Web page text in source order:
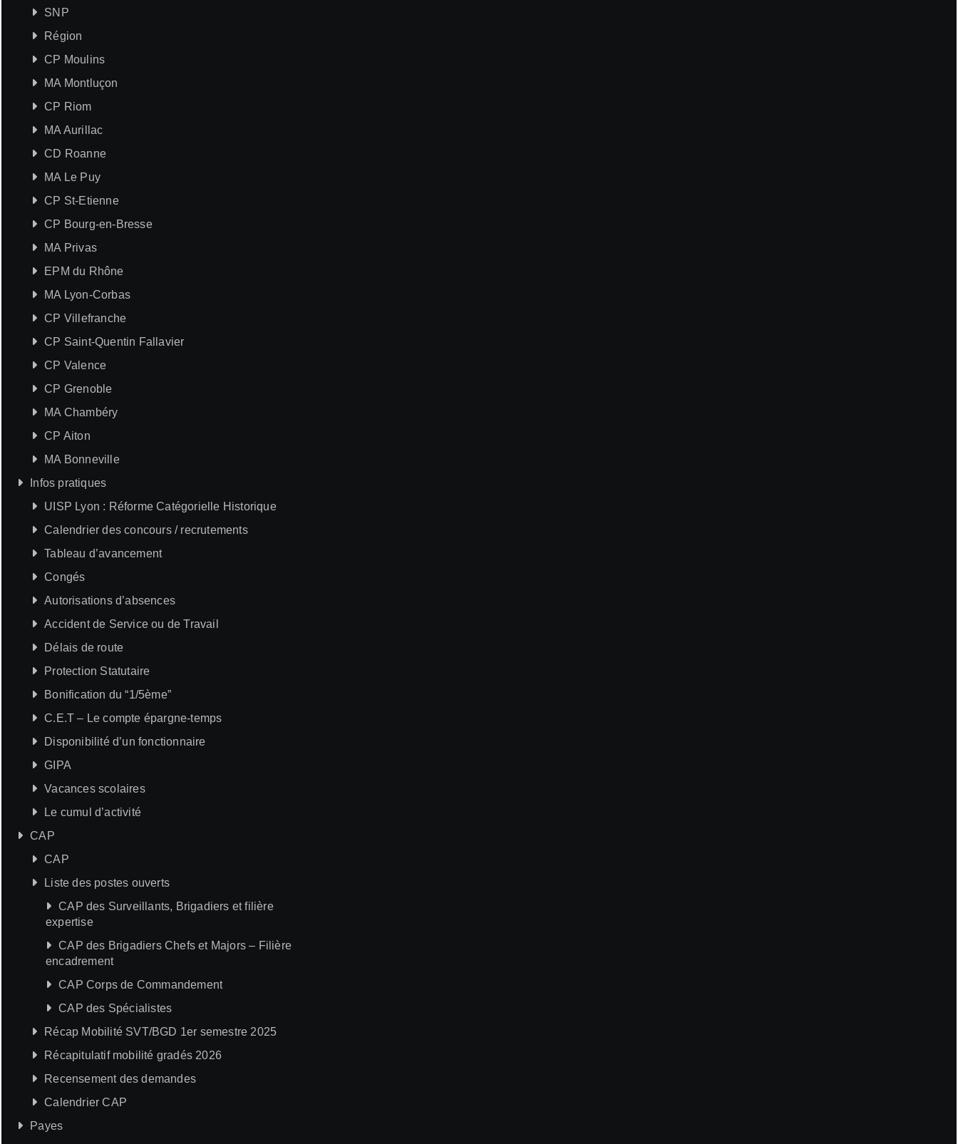
SNP
Région
CP Moulins
MA Montluçon
CP Riom
MA Aurillac
CD Roanne
MA Le Puy
CP St-Etienne
CP Bourg-en-Bresse
MA Privas
EPM du Rhône
MA Lyon-Corbas
CP Villefranche
CP Saint-Quentin Fallavier
CP Valence
CP Grenoble
MA Chambéry
CP Aiton
MA Bonneville
Infos pratiques
UISP Lyon : Réforme Catégorielle Historique
Calendrier des concours / recrutements
Tableau d’avancement
Congés
Autorisations d’absences
Accident de Service ou de Travail
Délais de route
Protection Statutaire
Bonification du “1/5ème”
C.E.T – Le compte épargne-temps
Disponibilité d’un fonctionnaire
GIPA
Vacances scolaires
Le cumul d’activité
CAP
CAP
Liste des postes ouverts
CAP des Surveillants, Brigadiers et filière
expertise
CAP des Brigadiers Chefs et Majors – Filière
encadrement
CAP Corps de Commandement
CAP des Spécialistes
Récap Mobilité SVT/BGD 1er semestre 2025
Récapitulatif mobilité gradés 2026
Recensement des demandes
Calendrier CAP
Payes